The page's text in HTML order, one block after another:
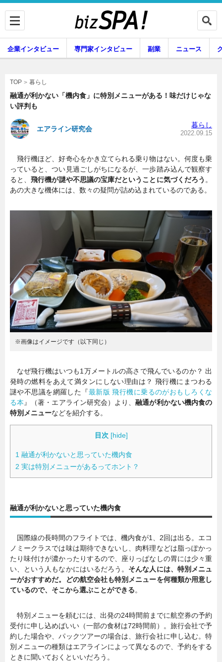
専門家インタビュー
副業 ニュース
暮らし エンタメ
連載一覧
企業インタビュー 専門家インタビュー 副業 ニュース
TOP 暮らし
融通が利かない「機内食」に特別メニューがある！味だけじゃな
い評判も
エアライン研究会 暮らし
2022.09.15
飛行機ほど、好奇心をかき立てられる乗り物はない。何度も乗
っていると、つい見過ごしがちになるが、一歩踏み込んで観察す
ると、飛行機が謎や不思議の宝庫だということに気づくだろう 。
あの大きな機体には、数々の疑問が詰め込まれているのである。
※画像はイメージです（以下同じ）
なぜ飛行機はいつも1万メートルの高さで飛んでいるのか？ 出
発時の燃料をあえて満タンにしない理由は？ 飛行機にまつわる
謎や不思議を網羅した『最新版 飛行機に乗るのがおもしろくな
る本 』（著・エアライン研究会）より、融通が利かない機内食の
特別メニューなどを紹介する。
目次 [hide]
1 融通が利かないと思っていた機内食
2 実は特別メニューがあるってホント？
融通が利かないと思っていた機内食
国際線の長時間のフライトでは、機内食が1、2回は出る。エコ
ノミークラスでは味は期待できないし、肉料理などは脂っぽかっ
たり味付けが濃かったりするので、座りっぱなしの胃には少々重
い、という人もなかにはいるだろう。 そんな人には、特別メニュ
ーがおすすめだ。どの航空会社も特別メニューを何種類か用意し
ているので、そこから選ぶことができる。
特別メニューを頼むには、出発の24時間前までに航空券の予約
受付に申し込めばいい（一部の食材は72時間前）。旅行会社で予
約した場合や、パックツアーの場合は、旅行会社に申し込む。特
別メニューの種類はエアラインによって異なるので、予約をする
ときに聞いておくといいだろう。